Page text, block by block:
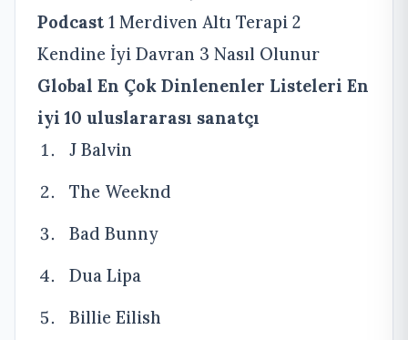
Podcast 1 Merdiven Altı Terapi 2
Kendine İyi Davran 3 Nasıl Olunur
Global En Çok Dinlenenler Listeleri En
iyi 10 uluslararası sanatçı
J Balvin
The Weeknd
Bad Bunny
Dua Lipa
Billie Eilish